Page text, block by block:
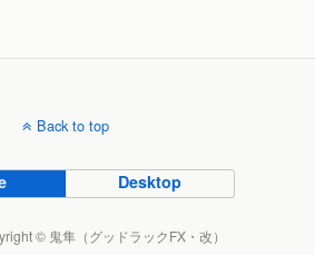
Back to top
Desktop
© 鬼隼（グッドラックFX・改）